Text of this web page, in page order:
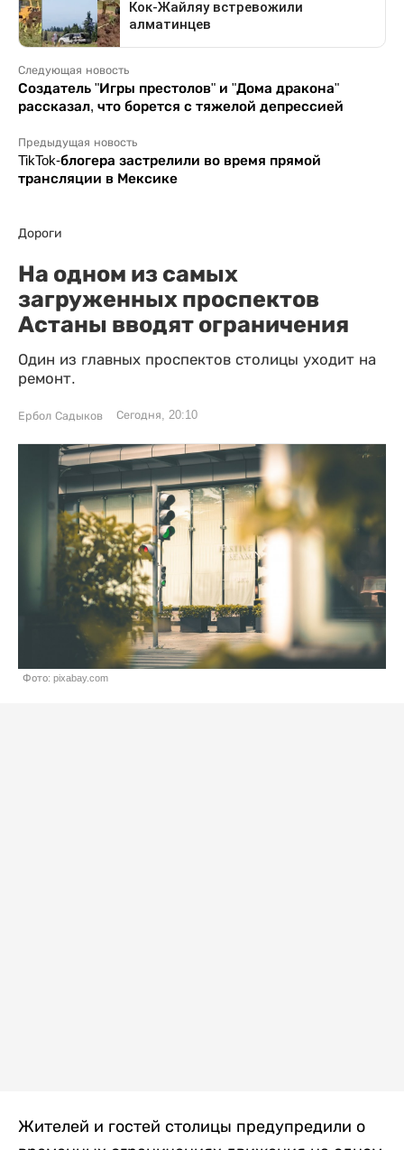
Следующая новость
Создатель "Игры престолов" и "Дома дракона"
рассказал, что борется с тяжелой депрессией
Предыдущая новость
TikTok-блогера застрелили во время прямой
трансляции в Мексике
Дороги
На одном из самых
загруженных проспектов
Астаны вводят ограничения
Один из главных проспектов столицы уходит на
ремонт.
Ербол Садыков Сегодня, 20:10
Фото: pixabay.com
Жителей и гостей столицы предупредили о